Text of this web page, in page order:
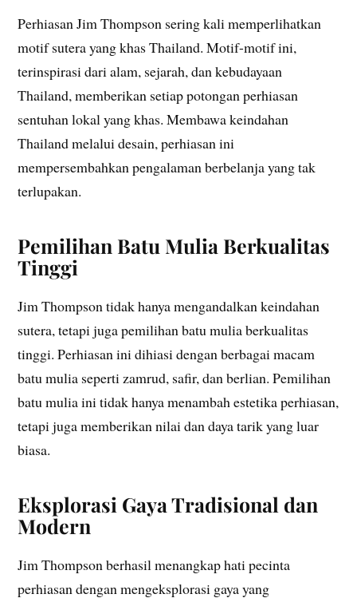
Perhiasan Jim Thompson sering kali memperlihatkan
motif sutera yang khas Thailand. Motif-motif ini,
terinspirasi dari alam, sejarah, dan kebudayaan
Thailand, memberikan setiap potongan perhiasan
sentuhan lokal yang khas. Membawa keindahan
Thailand melalui desain, perhiasan ini
mempersembahkan pengalaman berbelanja yang tak
terlupakan.
Pemilihan Batu Mulia Berkualitas
Tinggi
Jim Thompson tidak hanya mengandalkan keindahan
sutera, tetapi juga pemilihan batu mulia berkualitas
tinggi. Perhiasan ini dihiasi dengan berbagai macam
batu mulia seperti zamrud, safir, dan berlian. Pemilihan
batu mulia ini tidak hanya menambah estetika perhiasan,
tetapi juga memberikan nilai dan daya tarik yang luar
biasa.
Eksplorasi Gaya Tradisional dan
Modern
Jim Thompson berhasil menangkap hati pecinta
perhiasan dengan mengeksplorasi gaya yang